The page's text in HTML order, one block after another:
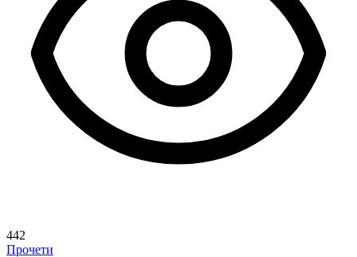
442
Прочети